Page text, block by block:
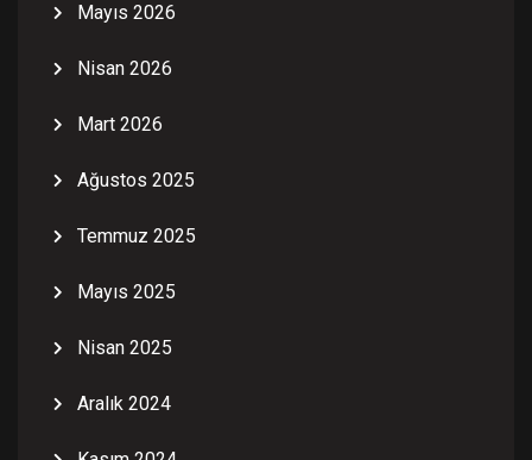
Mayıs 2026
Nisan 2026
Mart 2026
Ağustos 2025
Temmuz 2025
Mayıs 2025
Nisan 2025
Aralık 2024